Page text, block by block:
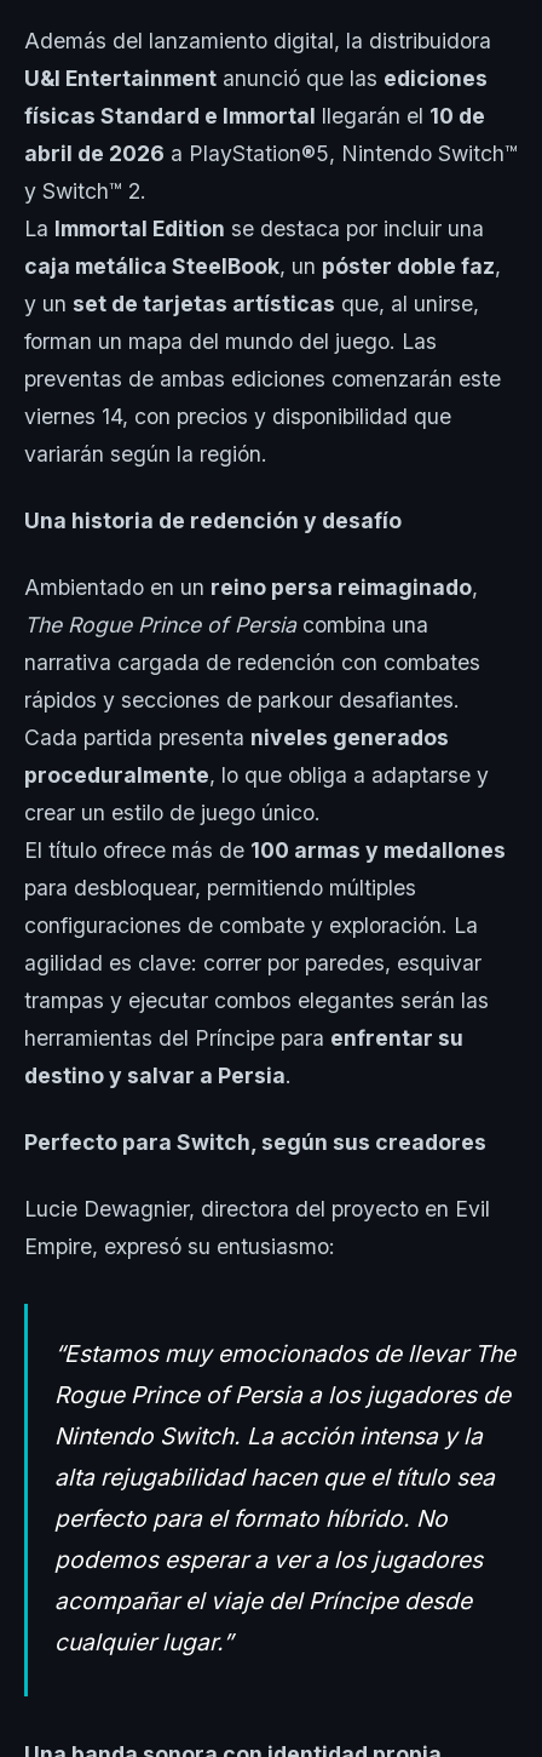
Además del lanzamiento digital, la distribuidora
U&I Entertainment anunció que las ediciones
físicas Standard e Immortal llegarán el 10 de
abril de 2026 a PlayStation®5, Nintendo Switch™
y Switch™ 2.
La Immortal Edition se destaca por incluir una
caja metálica SteelBook, un póster doble faz,
y un set de tarjetas artísticas que, al unirse,
forman un mapa del mundo del juego. Las
preventas de ambas ediciones comenzarán este
viernes 14, con precios y disponibilidad que
variarán según la región.
Una historia de redención y desafío
Ambientado en un reino persa reimaginado,
The Rogue Prince of Persiacombina una
narrativa cargada de redención con combates
rápidos y secciones de parkour desafiantes.
Cada partida presenta niveles generados
proceduralmente, lo que obliga a adaptarse y
crear un estilo de juego único.
El título ofrece más de 100 armas y medallones
para desbloquear, permitiendo múltiples
configuraciones de combate y exploración. La
agilidad es clave: correr por paredes, esquivar
trampas y ejecutar combos elegantes serán las
herramientas del Príncipe para enfrentar su
destino y salvar a Persia.
Perfecto para Switch, según sus creadores
Lucie Dewagnier, directora del proyecto en Evil
Empire, expresó su entusiasmo:
“Estamos muy emocionados de llevar The
Rogue Prince of Persiaa los jugadores de
Nintendo Switch. La acción intensa y la
alta rejugabilidad hacen que el título sea
perfecto para el formato híbrido. No
podemos esperar a ver a los jugadores
acompañar el viaje del Príncipe desde
cualquier lugar.”